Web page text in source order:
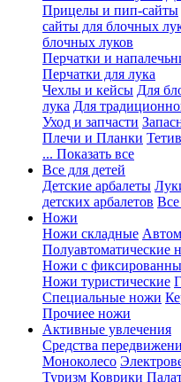
Прицелы и пип-сайты
сайты для блочных
блочных луков
Перчатки и
Перчатки для лука
Чехлы и кейсы Для
лука Для
Уход и запчасти
Плечи и Планки
... Показать все
Все для детей
Детские арбалеты
детских арбалетов Все
Ножи
Ножи складные
Полуавтоматические
Ножи с
Ножи туристические
Специальные ножи
Прочиее ножи
Активные увлечения
Средства
Моноколесо
Туризм Коврики